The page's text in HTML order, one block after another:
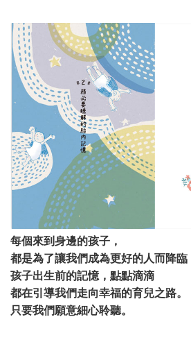
每個來到身邊的孩子，
都是為了讓我們成為更好的人而降臨
孩子出生前的記憶，點點滴滴
都在引導我們走向幸福的育兒之路。
只要我們願意細心聆聽。